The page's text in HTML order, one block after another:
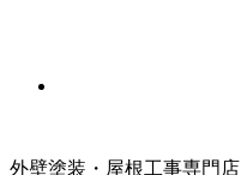
外壁塗装・屋根工事専門店